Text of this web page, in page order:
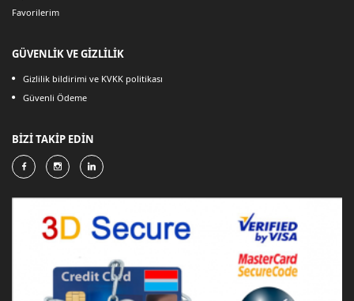
Favorilerim
GÜVENLİK VE GİZLİLİK
Gizlilik bildirimi ve KVKK politikası
Güvenli Ödeme
BİZİ TAKİP EDİN